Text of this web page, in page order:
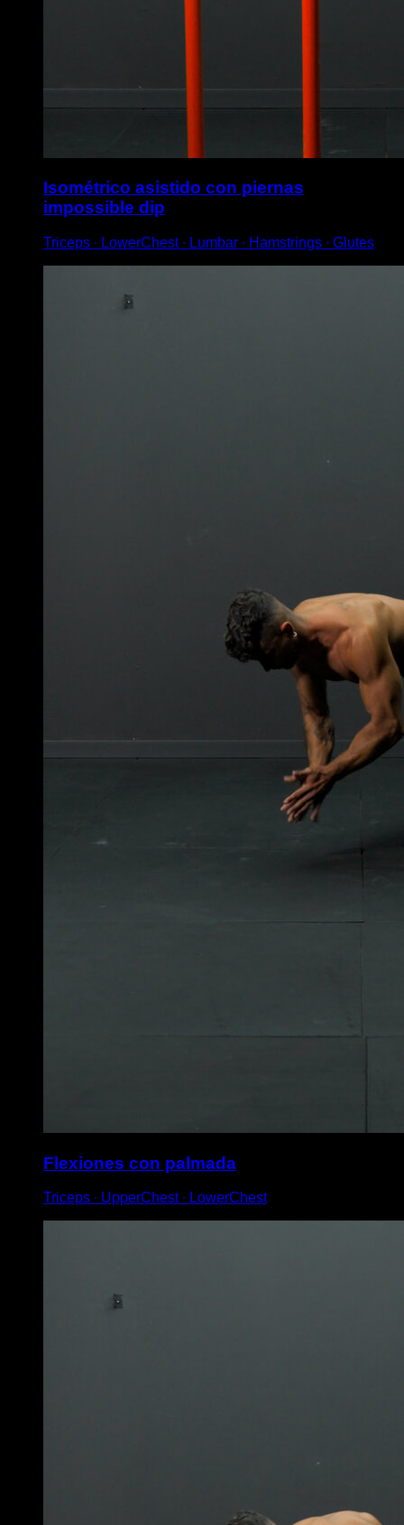
Isométrico asistido con piernas
impossible dip
Triceps ∙ LowerChest ∙ Lumbar ∙ Hamstrings ∙ Glutes
Flexiones con palmada
Triceps ∙ UpperChest ∙ LowerChest